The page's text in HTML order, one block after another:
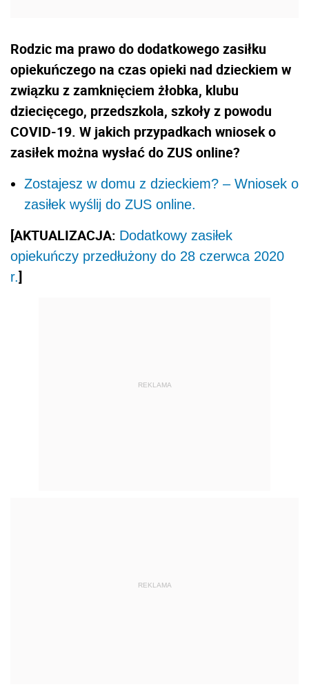
Rodzic ma prawo do dodatkowego zasiłku
opiekuńczego na czas opieki nad dzieckiem w
związku z zamknięciem żłobka, klubu
dziecięcego, przedszkola, szkoły z powodu
COVID-19. W jakich przypadkach wniosek o
zasiłek można wysłać do ZUS online?
Zostajesz w domu z dzieckiem? – Wniosek o
zasiłek wyślij do ZUS online.
[AKTUALIZACJA: Dodatkowy zasiłek
opiekuńczy przedłużony do 28 czerwca 2020
r.]
REKLAMA
REKLAMA